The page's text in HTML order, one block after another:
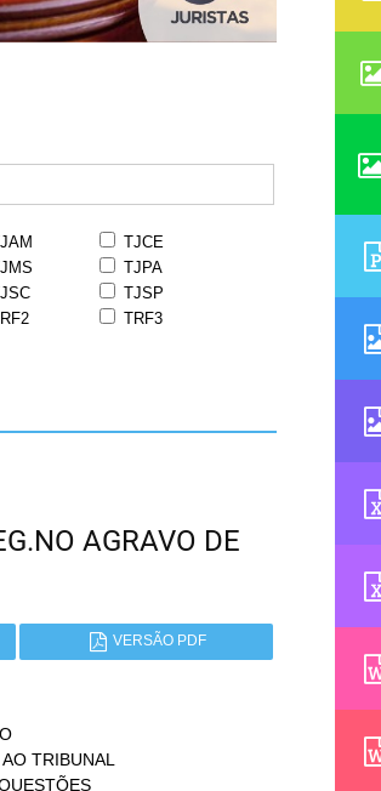
TJCE
TJPA
TJSP
TRF3
AGRAVO DE
VERSÃO PDF